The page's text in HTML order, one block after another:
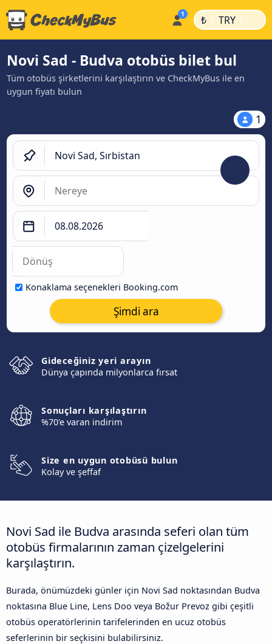
₺ | TRY |
Novi Sad - Budva otobüs bilet bul
Tüm otobüs şirketlerini karşılaştırın ve CheckMyBus ile en
uygun fiyatı bulun
1
Konaklama seçenekleri Booking.com
Şimdi ara
Gideceğiniz yeri arayın
Dünya çapında milyonlarca fırsat
Sonuçları karşılaştırın
%70'e varan indirim
Size en uygun otobüsü bulun
Kolay ve şeffaf
Novi Sad ile Budva arasında seferi olan tüm
otobüs firmalarının zaman çizelgelerini
karşılaştırın.
Burada, önümüzdeki günler için Novi Sad noktasından Budva
noktasına Blue Line, Lens Doo veya Božur Prevoz gibi çeşitli
otobüs operatörlerinin tarifelerinden en ucuz otobüs
seferlerinin bir seçkisini bulabilirsiniz.